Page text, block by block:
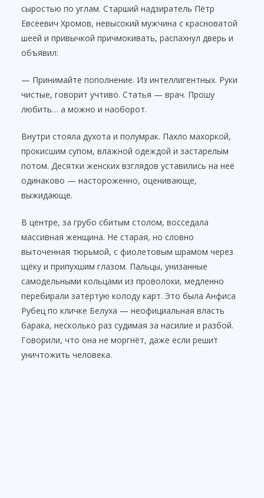
сыростью по углам. Старший надзиратель Пётр
Евсеевич Хромов, невысокий мужчина с красноватой
шеей и привычкой причмокивать, распахнул дверь и
объявил:
— Принимайте пополнение. Из интеллигентных. Руки
чистые, говорит учтиво. Статья — врач. Прошу
любить… а можно и наоборот.
Внутри стояла духота и полумрак. Пахло махоркой,
прокисшим супом, влажной одеждой и застарелым
потом. Десятки женских взглядов уставились на неё
одинаково — настороженно, оценивающе,
выжидающе.
В центре, за грубо сбитым столом, восседала
массивная женщина. Не старая, но словно
выточенная тюрьмой, с фиолетовым шрамом через
щёку и припухшим глазом. Пальцы, унизанные
самодельными кольцами из проволоки, медленно
перебирали затёртую колоду карт. Это была Анфиса
Рубец по кличке Белуха — неофициальная власть
барака, несколько раз судимая за насилие и разбой.
Говорили, что она не моргнёт, даже если решит
уничтожить человека.